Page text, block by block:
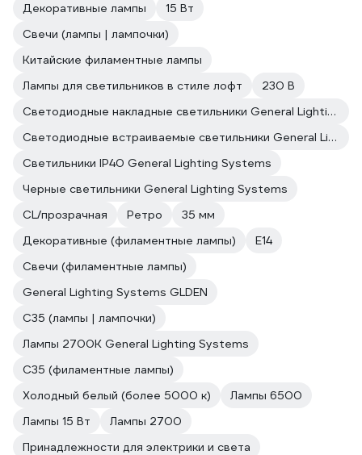
Декоративные лампы
15 Вт
Свечи (лампы | лампочки)
Китайские филаментные лампы
Лампы для светильников в стиле лофт
230 В
Светодиодные накладные светильники General Lighting Systems
Светодиодные встраиваемые светильники General Lighting Systems
Светильники IP40 General Lighting Systems
Черные светильники General Lighting Systems
CL/прозрачная
Ретро
35 мм
Декоративные (филаментные лампы)
E14
Свечи (филаментные лампы)
General Lighting Systems GLDEN
C35 (лампы | лампочки)
Лампы 2700К General Lighting Systems
C35 (филаментные лампы)
Холодный белый (более 5000 к)
Лампы 6500
Лампы 15 Вт
Лампы 2700
Принадлежности для электрики и света